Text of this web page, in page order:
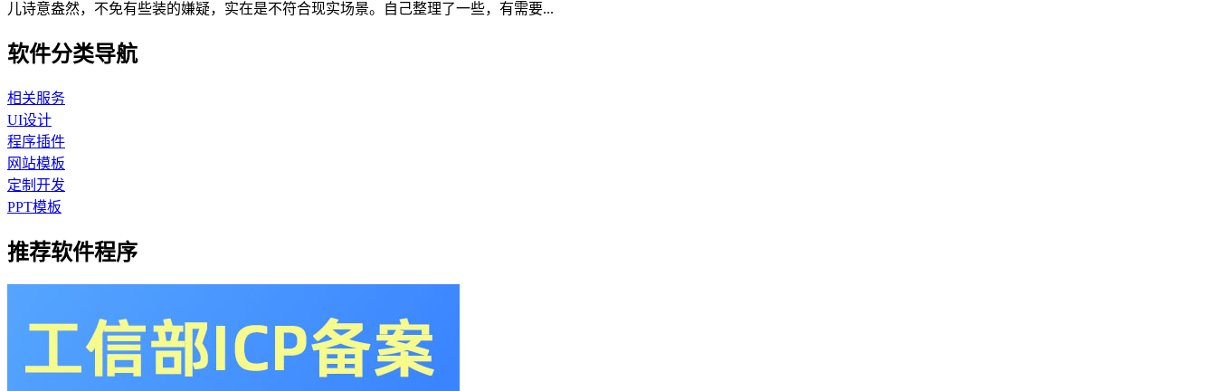
儿诗意盎然，不免有些装的嫌疑，实在是不符合现实场景。自己整理了一些，有需要...
软件分类导航
相关服务
UI设计
程序插件
网站模板
定制开发
PPT模板
推荐软件程序